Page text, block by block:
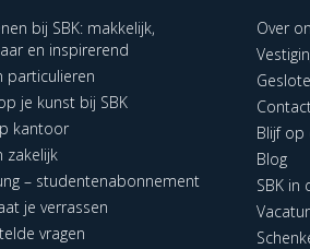
bij SBK: makkelijk,
en inspirerend
particulieren
je kunst bij SBK
kantoor
zakelijk
– studentenabonnement
je verrassen
vragen
Over
Blijf op
Blog
SBK in